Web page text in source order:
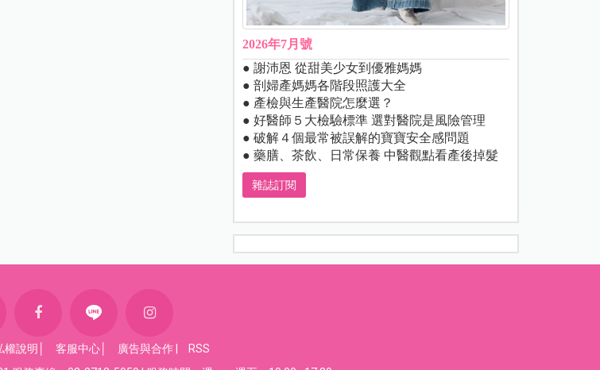
2026年7月號
● 謝沛恩 從甜美少女到優雅媽媽
● 剖婦產媽媽各階段照護大全
● 產檢與生產醫院怎麼選？
● 好醫師５大檢驗標準 選對醫院是風險管理
● 破解４個最常被誤解的寶寶安全感問題
● 藥膳、茶飲、日常保養 中醫觀點看產後掉髮
雜誌訂閱
權說明 客服中心 廣告與合作
RSS